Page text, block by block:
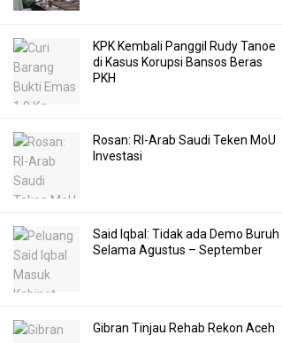
KPK Kembali Panggil Rudy Tanoe
di Kasus Korupsi Bansos Beras
PKH
Rosan: RI-Arab Saudi Teken MoU
Investasi
Said Iqbal: Tidak ada Demo Buruh
Selama Agustus – September
Gibran Tinjau Rehab Rekon Aceh